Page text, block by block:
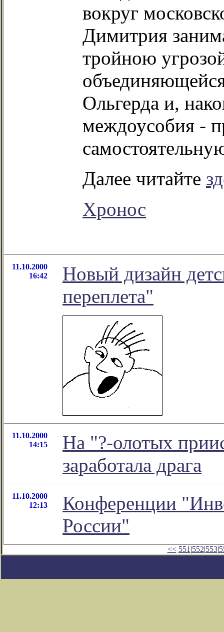
вокруг
Димитрия
тройною
Ольгерда и,
междоусобия -
Далее читайте
Хронос
11.10.2000
16:42
Новый дизайн
переплета"
11.10.2000
14:15
На "?-олотых
заработала драга
11.10.2000
12:13
Конференции
России"
<< 551 |552|553|